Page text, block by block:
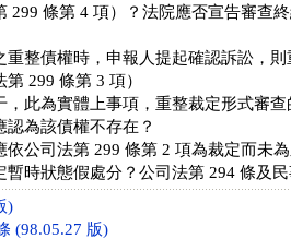
299 條第 4 項）？法院應否宣告審查
整債權時，申報人提起確認訴訟，
299 條第 3 項）
此為實體上事項，重整裁定形式審
為該債權不存在？
依公司法第 299 條第 2 項為裁定而未
時狀態假處分？公司法第 294 條及
)
(98.05.27 版)